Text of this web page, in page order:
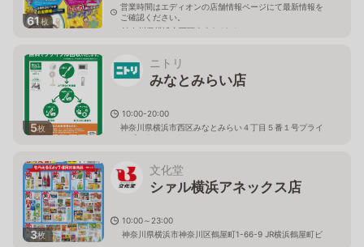
61枚
営業時間はエディオンの店舗情報ページにて最新情報を
ご確認ください。
神奈川県横浜市西区南幸2-16-1
5枚
ニトリ
みなとみらい店
10:00-20:00
神奈川県横浜市西区みなとみらい４丁目５番１号プライ
ムギャラリーみなとみらい２Ｆ
3枚
文化堂
シァル横浜アネックス店
10:00～23:00
神奈川県横浜市神奈川区鶴屋町1-66-9 JR横浜鶴屋町ビ